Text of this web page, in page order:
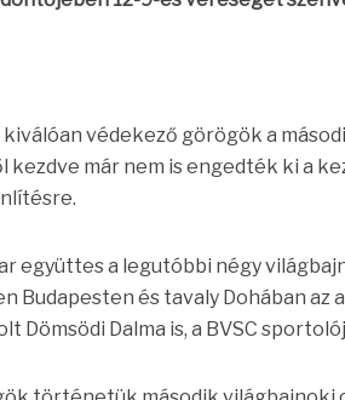
védekező görögök a
kezdve már nem is engedték ki a
együttes a legutóbbi négy
Budapesten és tavaly Dohában
Dömsödi Dalma is, a BVSC